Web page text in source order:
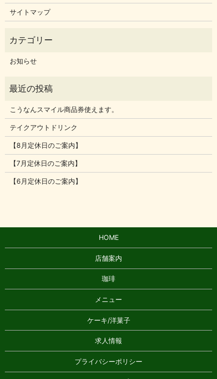
サイトマップ
お知らせ
こうなんスマイル商品券使えます。
テイクアウトドリンク
【8月定休日のご案内】
【7月定休日のご案内】
【6月定休日のご案内】
HOME
店舗案内
珈琲
メニュー
ケーキ/洋菓子
求人情報
プライバシーポリシー